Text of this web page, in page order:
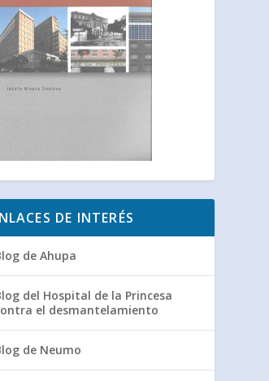
DE INTERÉS
de Ahupa
del Hospital de la Princesa
el desmantelamiento
de Neumo